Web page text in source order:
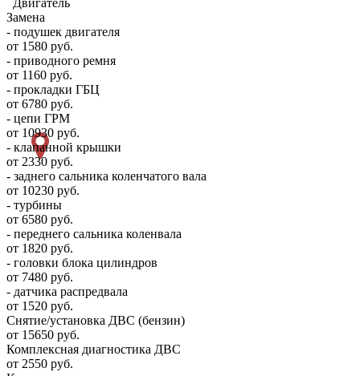
Замена
- подушек двигателя
от 1580 руб.
- приводного ремня
от 1160 руб.
- прокладки ГБЦ
от 6780 руб.
- цепи ГРМ
от 10930 руб.
- клапанной крышки
от 2330 руб.
- заднего сальника коленчатого вала
от 10230 руб.
- турбины
от 6580 руб.
- переднего сальника коленвала
от 1820 руб.
- головки блока цилиндров
от 7480 руб.
- датчика распредвала
от 1520 руб.
Снятие/установка ДВС (бензин)
от 15650 руб.
Комплексная диагностика ДВС
от 2550 руб.